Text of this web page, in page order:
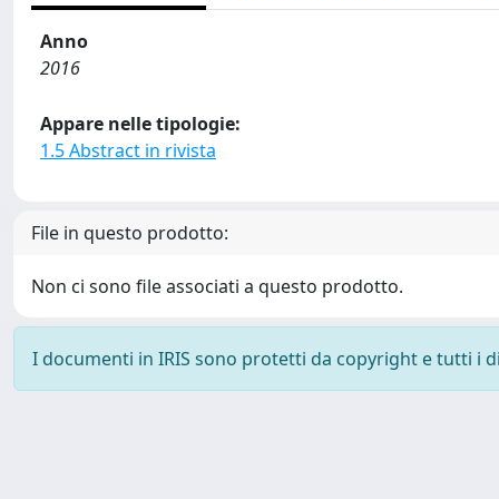
Anno
2016
Appare nelle tipologie:
1.5 Abstract in rivista
File in questo prodotto:
Non ci sono file associati a questo prodotto.
I documenti in IRIS sono protetti da copyright e tutti i